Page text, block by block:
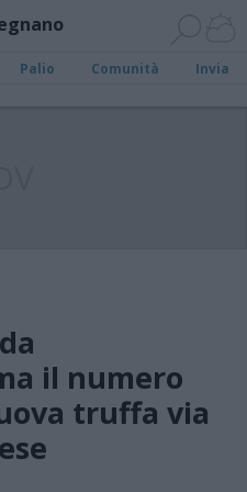
Palio Comunità Invia
il numero
truffa via